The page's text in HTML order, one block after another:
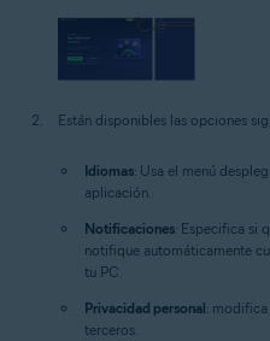
Están disponibles las opciones
Idiomas: Usa el menú
aplicación.
Notificaciones: Especifica si
notifique automáticamente
tu PC.
Privacidad personal:
terceros.